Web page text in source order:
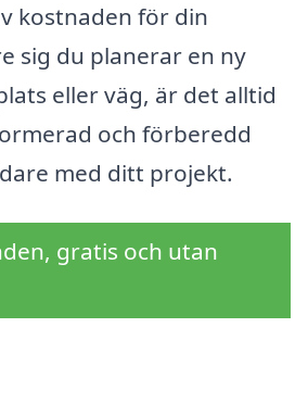
kostnaden för din
sig du planerar en ny
eller väg, är det alltid
och förberedd
med ditt projekt.
gratis och utan